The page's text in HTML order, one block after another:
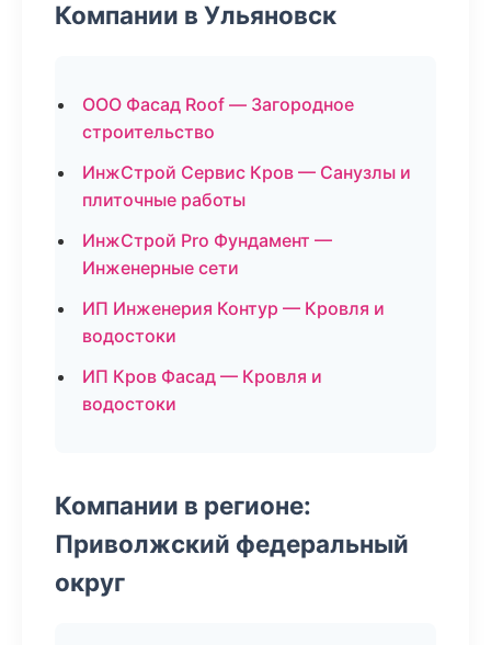
Компании в Ульяновск
ООО Фасад Roof — Загородное
строительство
ИнжСтрой Сервис Кров — Санузлы и
плиточные работы
ИнжСтрой Pro Фундамент —
Инженерные сети
ИП Инженерия Контур — Кровля и
водостоки
ИП Кров Фасад — Кровля и
водостоки
Компании в регионе:
Приволжский федеральный
округ